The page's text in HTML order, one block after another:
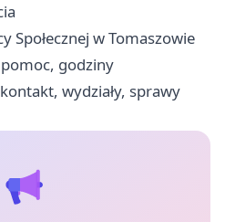
Społecznej w Tomaszowie
godziny
wydziały, sprawy